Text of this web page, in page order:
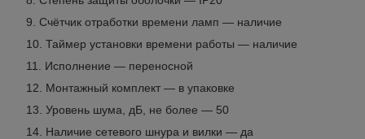
Счётчик отработки времени ламп — наличие
Таймер установки времени работы — наличие
Исполнение — переносной
Монтажный комплект — в упаковке
Уровень шума, дБ, не более — 50
Наличие сетевого шнура и вилки — да